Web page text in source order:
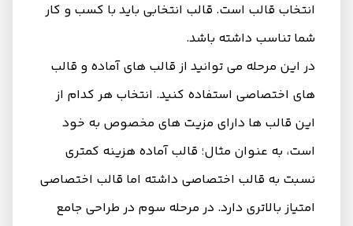
انتخاب قالب است. قالب انتخابی باید با کسب و کار
شما تناسب داشته باشد.
در این مرحله می توانید از قالب های آماده و قالب
های اختصاصی استفاده کنید. انتخاب هر کدام از
این قالب ها دارای مزیت های مخصوص به خود
است، به عنوان مثال؛ قالب آماده هزینه کمتری
نسبت به قالب اختصاصی داشته اما قالب اختصاصی
امتیاز بالاتری دارد. در مرحله سوم در طراحی جامع